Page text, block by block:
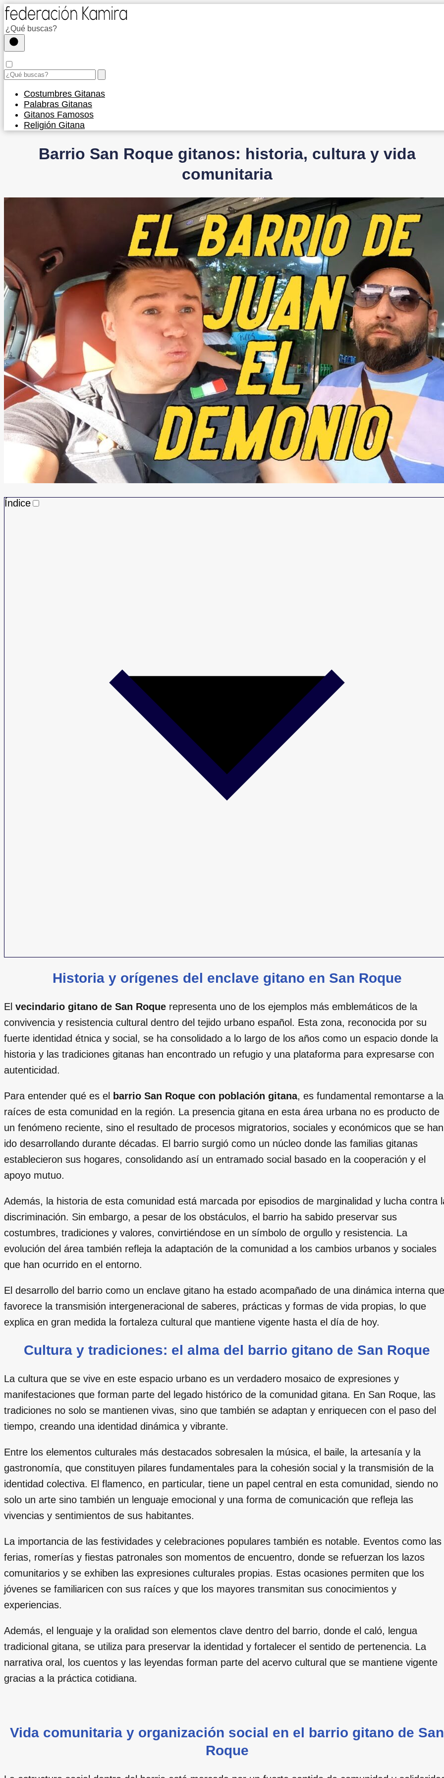
Costumbres Gitanas
Palabras Gitanas
Gitanos Famosos
Religión Gitana
Barrio San Roque gitanos: historia, cultura y vida
comunitaria
Índice
Historia y orígenes del enclave gitano en San Roque
El vecindario gitano de San Roque representa uno de los ejemplos más emblemáticos de la
convivencia y resistencia cultural dentro del tejido urbano español. Esta zona, reconocida por su
fuerte identidad étnica y social, se ha consolidado a lo largo de los años como un espacio donde la
historia y las tradiciones gitanas han encontrado un refugio y una plataforma para expresarse con
autenticidad.
Para entender qué es el barrio San Roque con población gitana, es fundamental remontarse a
raíces de esta comunidad en la región. La presencia gitana en esta área urbana no es producto de
un fenómeno reciente, sino el resultado de procesos migratorios, sociales y económicos que se han
ido desarrollando durante décadas. El barrio surgió como un núcleo donde las familias gitanas
establecieron sus hogares, consolidando así un entramado social basado en la cooperación y el
apoyo mutuo.
Además, la historia de esta comunidad está marcada por episodios de marginalidad y lucha contra
discriminación. Sin embargo, a pesar de los obstáculos, el barrio ha sabido preservar sus
costumbres, tradiciones y valores, convirtiéndose en un símbolo de orgullo y resistencia. La
evolución del área también refleja la adaptación de la comunidad a los cambios urbanos y sociales
que han ocurrido en el entorno.
El desarrollo del barrio como un enclave gitano ha estado acompañado de una dinámica interna que
favorece la transmisión intergeneracional de saberes, prácticas y formas de vida propias, lo que
explica en gran medida la fortaleza cultural que mantiene vigente hasta el día de hoy.
Cultura y tradiciones: el alma del barrio gitano de San Roque
La cultura que se vive en este espacio urbano es un verdadero mosaico de expresiones y
manifestaciones que forman parte del legado histórico de la comunidad gitana. En San Roque, las
tradiciones no solo se mantienen vivas, sino que también se adaptan y enriquecen con el paso del
tiempo, creando una identidad dinámica y vibrante.
Entre los elementos culturales más destacados sobresalen la música, el baile, la artesanía y la
gastronomía, que constituyen pilares fundamentales para la cohesión social y la transmisión de la
identidad colectiva. El flamenco, en particular, tiene un papel central en esta comunidad, siendo no
solo un arte sino también un lenguaje emocional y una forma de comunicación que refleja las
vivencias y sentimientos de sus habitantes.
La importancia de las festividades y celebraciones populares también es notable. Eventos como las
ferias, romerías y fiestas patronales son momentos de encuentro, donde se refuerzan los lazos
comunitarios y se exhiben las expresiones culturales propias. Estas ocasiones permiten que los
jóvenes se familiaricen con sus raíces y que los mayores transmitan sus conocimientos y
experiencias.
Además, el lenguaje y la oralidad son elementos clave dentro del barrio, donde el caló, lengua
tradicional gitana, se utiliza para preservar la identidad y fortalecer el sentido de pertenencia. La
narrativa oral, los cuentos y las leyendas forman parte del acervo cultural que se mantiene vigente
gracias a la práctica cotidiana.
Vida comunitaria y organización social en el barrio gitano de San
Roque